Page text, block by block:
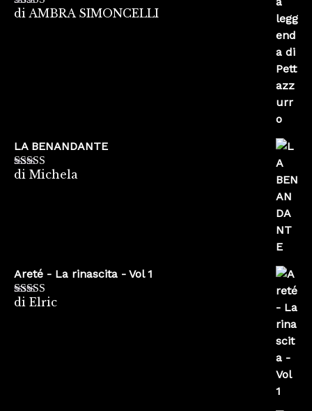
Valutato5su
di AMBRA SIMONCELLI
LA BENANDANTE
Valutato5su
di Michela
Areté - La rinascita - Vol 1
Valutato5
di Elric